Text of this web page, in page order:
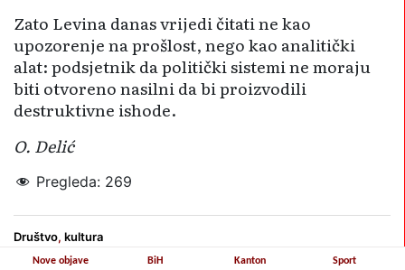
Zato Levina danas vrijedi čitati ne kao
upozorenje na prošlost, nego kao analitički
alat: podsjetnik da politički sistemi ne moraju
biti otvoreno nasilni da bi proizvodili
destruktivne ishode.
O. Delić
Pregleda: 269
Društvo, kultura
Nove objave BiH Kanton Sport